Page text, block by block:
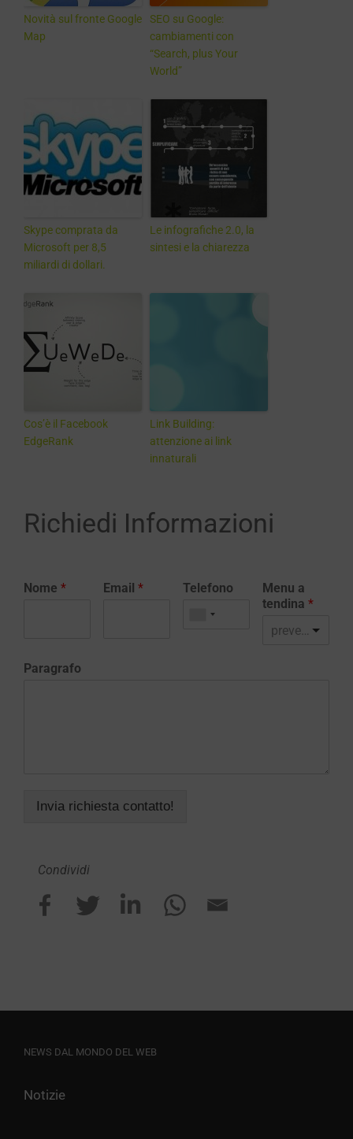
Novità sul fronte Google
Map
SEO su Google:
cambiamenti con
“Search, plus Your
World”
Skype comprata da
Microsoft per 8,5
miliardi di dollari.
Le infografiche 2.0, la
sintesi e la chiarezza
Cos’è il Facebook
EdgeRank
Link Building:
attenzione ai link
innaturali
Richiedi Informazioni
Nome * Email * Telefono
Menu a
tendina *
preventivo realizzazione sito web
Paragrafo
Invia richiesta contatto!
Condividi
NEWS DAL MONDO DEL WEB
Notizie